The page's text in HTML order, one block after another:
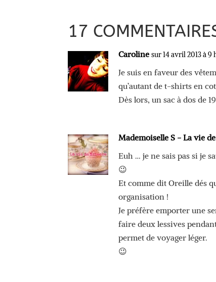
17
Caroline sur 14 avril 2013 à 9
Je suis en faveur des
qu’autant de t-shirts en
Dès lors, un sac à dos de
Mademoiselle S - La vie
Euh … je ne sais pas si je
😉
Et comme dit Oreille dés
organisation !
Je préfère emporter une
faire deux lessives
permet de voyager léger.
😉